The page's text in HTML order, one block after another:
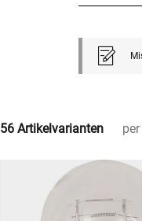
56 Artikelvarianten